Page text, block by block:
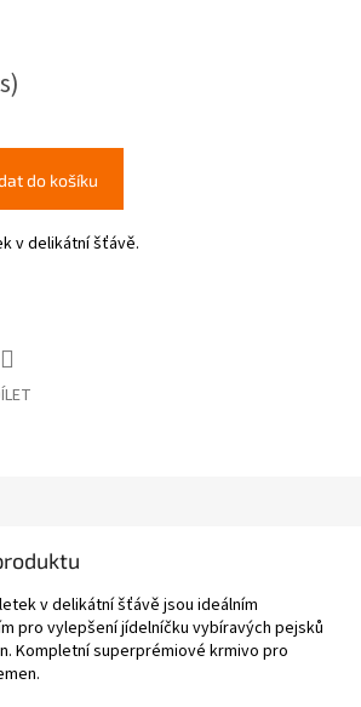
do košíku
v delikátní šťávě.
v delikátní šťávě jsou ideálním
pro vylepšení jídelníčku vybíravých pejsků
Kompletní superprémiové krmivo pro